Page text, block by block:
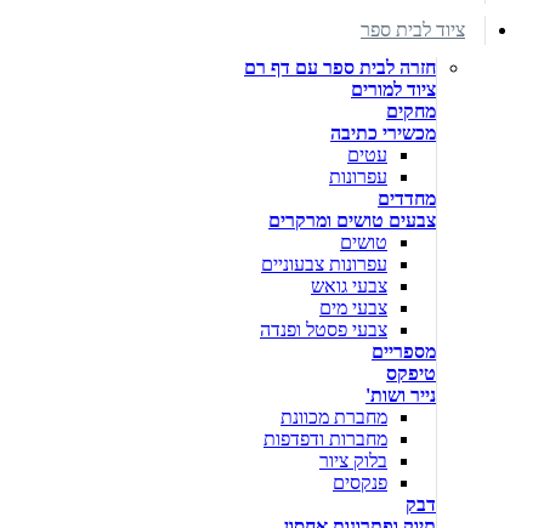
ציוד לבית ספר
חזרה לבית ספר עם דף רם
ציוד למורים
מחקים
מכשירי כתיבה
עטים
עפרונות
מחדדים
צבעים טושים ומרקרים
טושים
עפרונות צבעוניים
צבעי גואש
צבעי מים
צבעי פסטל ופנדה
מספריים
טיפקס
נייר ושות'
מחברת מכוונת
מחברות ודפדפות
בלוק ציור
פנקסים
דבק